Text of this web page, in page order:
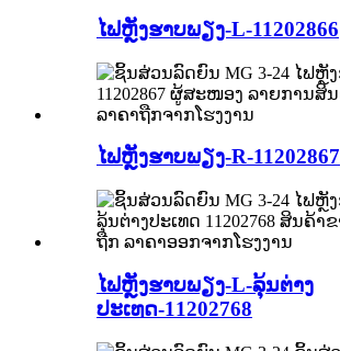
ໄຟຫຼັງຮາບພຽງ-L-11202866
ໄຟຫຼັງຮາບພຽງ-R-11202867
ໄຟຫຼັງຮາບພຽງ-L-ລຸ້ນຕ່າງ
ປະເທດ-11202768